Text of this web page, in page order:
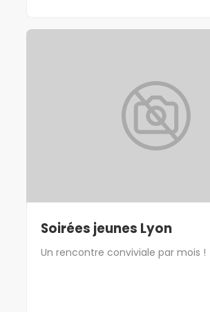
Soirées jeunes Lyon
Un rencontre conviviale par mois !